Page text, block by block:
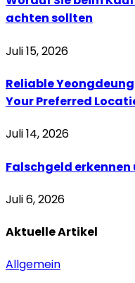
achten sollten
Juli 15, 2026
Reliable
Your Preferred
Juli 14, 2026
Falschgeld
Juli 6, 2026
AktuelleArtikel
Allgemein